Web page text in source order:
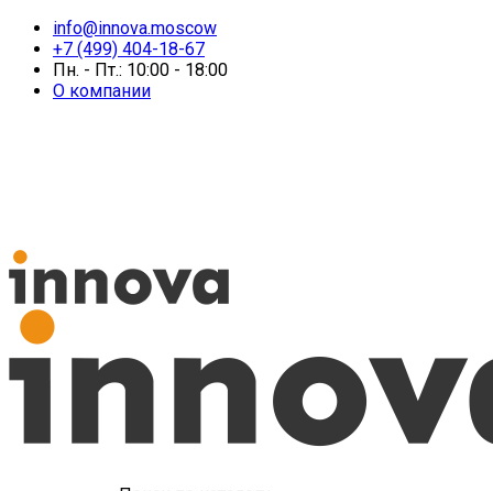
info@innova.moscow
+7 (499) 404-18-67
Пн. - Пт.: 10:00 - 18:00
О компании